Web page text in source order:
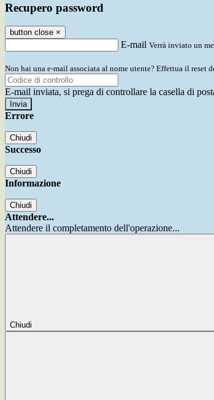
Recupero password
button close ×
E-mail Verrà inviato un
Non hai una e-mail associata al nome utente? Effettua il reset
E-mail inviata, si prega di controllare la casella di
Errore
Chiudi
Successo
Chiudi
Informazione
Chiudi
Attendere...
Attendere il completamento dell'operazione...
Chiudi